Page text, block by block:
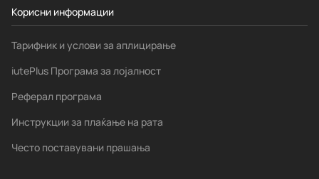
Корисни информации
Тарифник и услови за аплицирање
iutePlus Програма за лојалност
Реферал програма
Инструкции за плаќање на рата
Често поставувани прашања